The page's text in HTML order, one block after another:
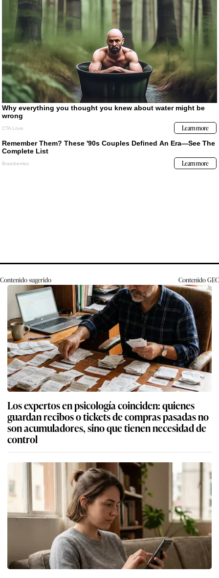
Contenido sugerido ContenidoGEC
Los expertos en psicología coinciden: quienes
guardan recibos o tickets de compras pasadas no
son acumuladores, sino que tienen necesidad de
control